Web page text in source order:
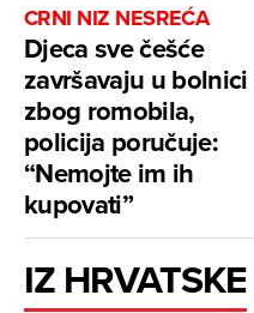
CRNI NIZ NESREĆA
Djeca sve češće
završavaju u bolnici
zbog romobila,
policija poručuje:
“Nemojte im ih
kupovati”
IZ HRVATSKE